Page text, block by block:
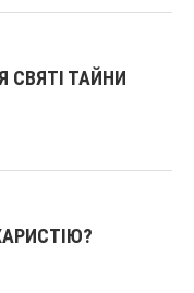
СВЯТІ ТАЙНИ